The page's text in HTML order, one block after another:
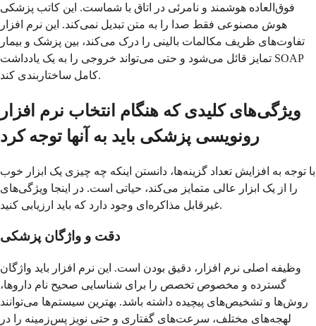
فوق‌العاده هوشمند و نامرئی در اتاق با شماست. این کاتب پزشکی
هوش مصنوعی فقط صدا را به متن تبدیل نمی‌کند. این نرم افزار
تفاوت‌های ظریف مکالمات بالینی را درک می‌کند، بین پزشک و بیمار
تمایز قائل می‌شود و حتی می‌تواند خروجی را به یک یادداشت SOAP
کامل ساختاربندی کند.
ویژگی‌های کلیدی که هنگام انتخاب نرم افزار
رونویسی پزشکی باید به آنها توجه کرد
با توجه به افزایش تعداد گزینه‌ها، دانستن اینکه چه چیزی یک ابزار خوب
را از یک ابزار عالی متمایز می‌کند، حیاتی است. در اینجا ویژگی‌های
غیرقابل مذاکره‌ای وجود دارد که باید ارزیابی کنید.
دقت و واژگان پزشکی
وظیفه اصلی نرم افزار، دقیق بودن است. این نرم افزار باید واژگان
گسترده و مخصوص تخصص را برای شناسایی صحیح نام داروها،
روش‌ها و تشخیص‌های پیچیده داشته باشد. بهترین سیستم‌ها می‌توانند
لهجه‌های مختلف، سرعت‌های گفتاری و حتی نویز پس‌زمینه را در